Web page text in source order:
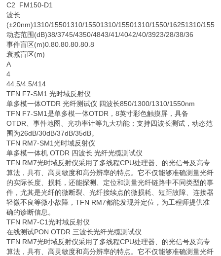
C2 FM150-D1
波长
(±20nm)1310/15501310/15501310/15501310/1550/16251310/
动态范围(dB)38/3745/4350/4843/41/4042/40/3923/28/38/36
事件盲区(m)0.80.80.80.80.8
衰减盲区(m)
A
4
44.5/4.5/414
TFN F7-SM1 光时域反射仪
单多模一体OTDR 光纤测试仪 四波长850/1300/1310/1550nm
TFN F7-SM1是单多模一体OTDR，8英寸彩色触摸屏，具备
OTDR、事件地图、光功率计等九大功能；支持四波长测试，动态范
围为26dB/30dB/37dB/35dB。
TFN RM7-SM1光时域反射仪
单多模一体机 OTDR 四波长 光纤光缆测试仪
TFN RM7光时域反射仪采用了多线程CPU处理器、的光信号及高专
算法，具有、高灵敏度和高分辨率的特点。它不仅能够准确测量光纤
的实际长度、损耗，还能探测、定位和测量光纤链路中不同类型的事
件，尤其是光纤的微断裂、光纤接续点的微损耗、短距故障、连接器
轻微不良等微小故障，TFN RM7都能发现并定位，为工程师提供准
确的诊断信息。
TFN RM7-C1光时域反射仪
在线测试PON OTDR 三波长光纤光缆测试仪
TFN RM7光时域反射仪采用了多线程CPU处理器、的光信号及高专
算法，具有、高灵敏度和高分辨率的特点。它不仅能够准确测量光纤